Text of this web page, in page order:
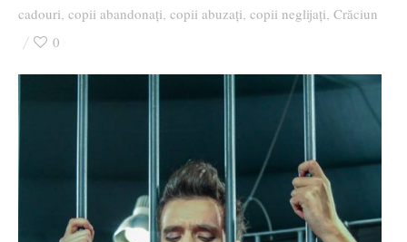
cadouri, copii abandonați, copii abuzați, copii neglijați, Crăciun
0